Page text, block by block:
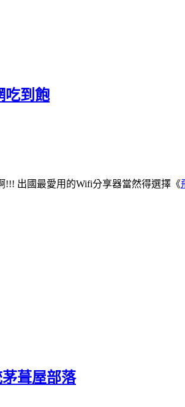
吃到飽
出國最愛用的Wifi分享器當然得選擇《
葺屋部落